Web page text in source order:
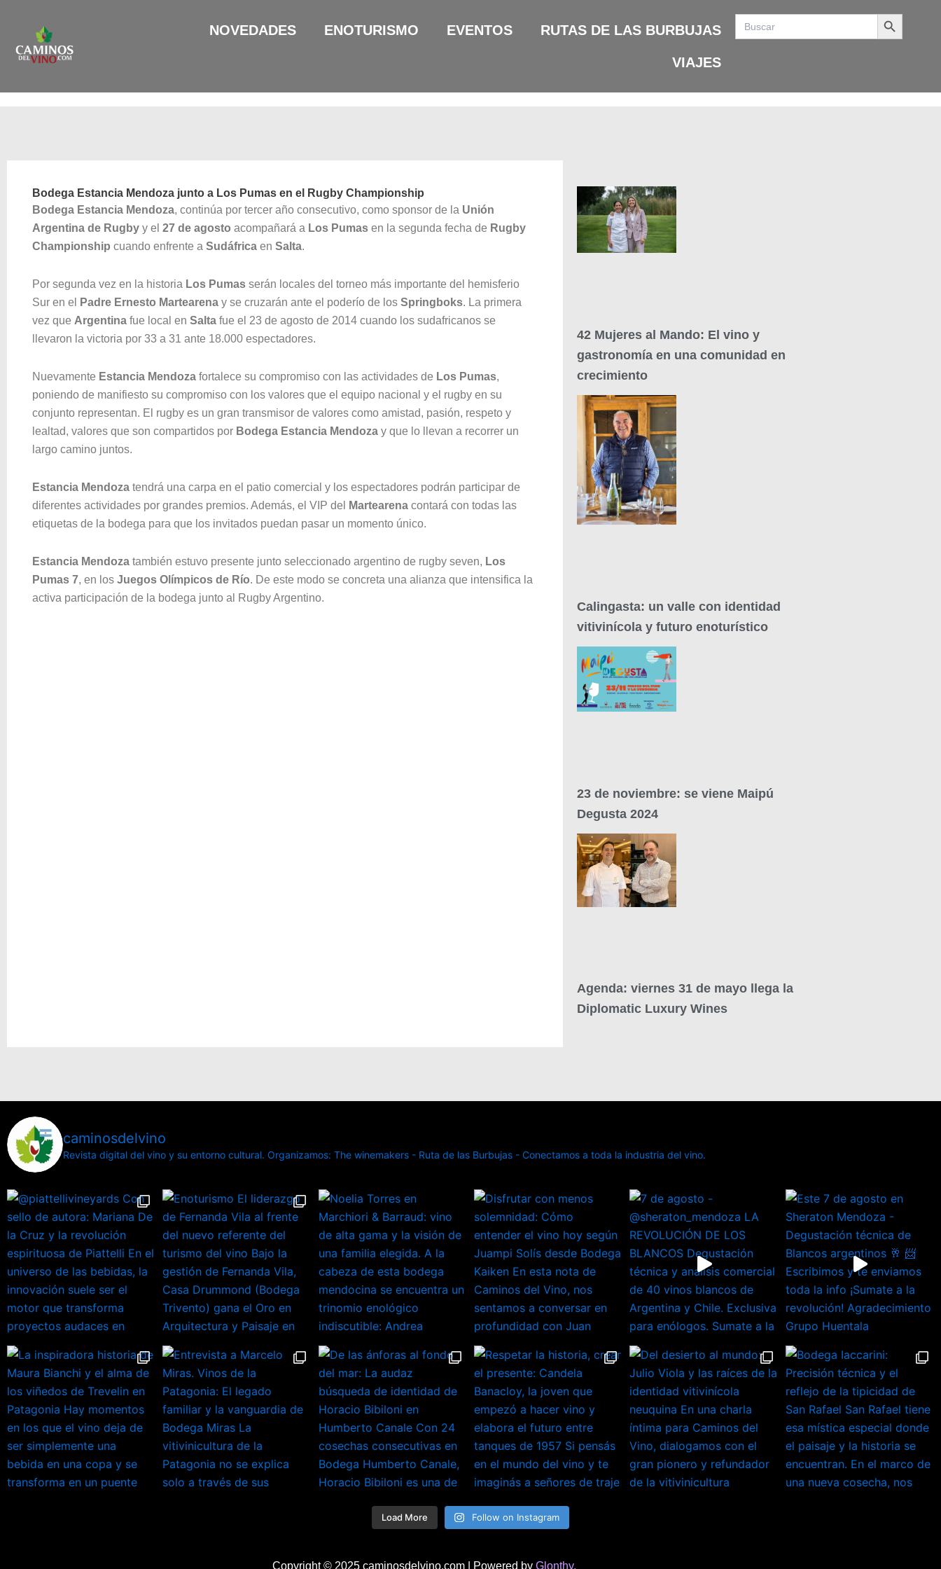
contenido
NOVEDADES ENOTURISMO EVENTOS RUTAS DE LAS BURBUJAS
VIAJES
Search
for:
Search Button
Bodega Estancia Mendoza junto a Los Pumas en el Rugby Championship
Bodega Estancia Mendoza, continúa por tercer año consecutivo, como sponsor de la Unión
Argentina de Rugbyy el 27 de agosto acompañará a Los Pumasen la segunda fecha de Rugby
Championship cuando enfrente a Sudáfricaen Salta.
Por segunda vez en la historia Los Pumasserán locales del torneo más importante del hemisferio
Sur en el
Padre Ernesto Martearenay se cruzarán ante el poderío de los Springboks. La primera
vez que Argentinafue local en Saltafue el 23 de agosto de 2014 cuando los sudafricanos se
llevaron la victoria por 33 a 31 ante 18.000 espectadores.
Nuevamente Estancia Mendozafortalece su compromiso con las actividades de Los Pumas,
poniendo de manifiesto su compromiso con los valores que el equipo nacional y el rugby en su
conjunto representan. El rugby es un gran transmisor de valores como amistad, pasión, respeto y
lealtad, valores que son compartidos por Bodega Estancia Mendozay que lo llevan a recorrer un
largo camino juntos.
Estancia Mendozatendrá una carpa en el patio comercial y los espectadores podrán participar de
diferentes actividades por grandes premios. Además, el VIP del
Martearenacontará con todas las
etiquetas de la bodega para que los invitados puedan pasar un momento único.
Estancia Mendozatambién estuvo presente junto seleccionado argentino de rugby seven, Los
Pumas 7, en los Juegos Olímpicos de Río. De este modo se concreta una alianza que intensifica la
activa participación de la bodega junto al Rugby Argentino.
42 Mujeres al Mando: El vino y
gastronomía en una comunidad en
crecimiento
Calingasta: un valle con identidad
vitivinícola y futuro enoturístico
23 de noviembre: se viene Maipú
Degusta 2024
Agenda: viernes 31 de mayo llega la
Diplomatic Luxury Wines
caminosdelvino
Revista digital del vino y su entorno cultural. Organizamos: The winemakers - Ruta de las Burbujas - Conectamos a toda la industria del vino.
Load More Follow on Instagram
Copyright © 2025 caminosdelvino.com | Powered by Glonthy.